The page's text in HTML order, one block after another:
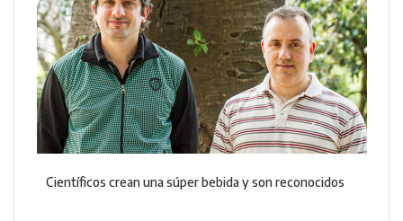
Científicos crean una súper bebida y son reconocidos